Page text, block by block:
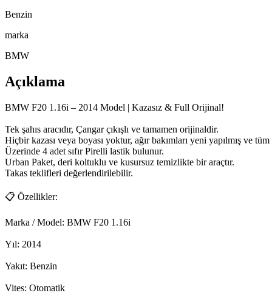
Benzin
marka
BMW
Açıklama
BMW F20 1.16i – 2014 Model | Kazasız & Full Orijinal!
Tek şahıs aracıdır, Çangar çıkışlı ve tamamen orijinaldir.
Hiçbir kazası veya boyası yoktur, ağır bakımları yeni yapılmış ve
Üzerinde 4 adet sıfır Pirelli lastik bulunur.
Urban Paket, deri koltuklu ve kusursuz temizlikte bir araçtır.
Takas teklifleri değerlendirilebilir.
📋 Özellikler:
Marka / Model: BMW F20 1.16i
Yıl: 2014
Yakıt: Benzin
Vites: Otomatik